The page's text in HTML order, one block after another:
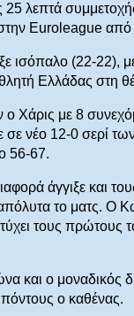
25 λεπτά
στην Euroleague
ισόπαλο (22-22),
Ελλάδας στη
ο Χάρις με 8
σε νέο 12-0 σερί
56-67.
άγγιξε και
το ματς. Ο
τους πρώτους
και ο μοναδικός
ο καθένας.